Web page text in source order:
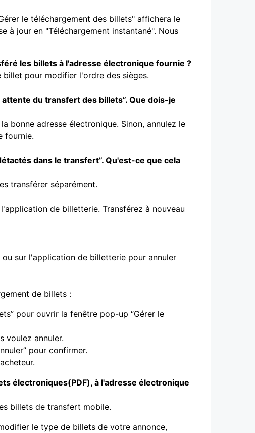
le téléchargement des billets" affichera le
à jour en "Téléchargement instantané". Nous
les billets à l'adresse électronique fournie ?
pour modifier l'ordre des sièges.
du transfert des billets”. Que dois-je
bonne adresse électronique. Sinon, annulez le
fournie.
dans le transfert”. Qu'est-ce que cela
transférer séparément.
de billetterie. Transférez à nouveau
sur l'application de billetterie pour annuler
de billets :
pour ouvrir la fenêtre pop-up “Gérer le
voulez annuler.
pour confirmer.
électroniques(PDF), à l'adresse électronique
billets de transfert mobile.
le type de billets de votre annonce,